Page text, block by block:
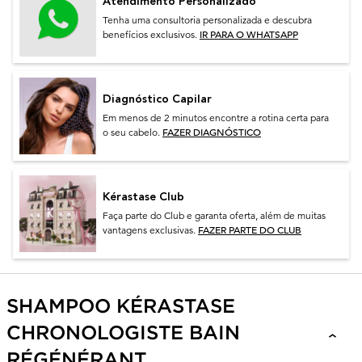
Tenha uma consultoria personalizada e descubra
benefícios exclusivos. IR PARA O WHATSAPP
Diagnóstico Capilar
Em menos de 2 minutos encontre a rotina certa para
o seu cabelo. FAZER DIAGNÓSTICO
Kérastase Club
Faça parte do Club e garanta oferta, além de muitas
vantagens exclusivas. FAZER PARTE DO CLUB
SHAMPOO KÉRASTASE
CHRONOLOGISTE BAIN